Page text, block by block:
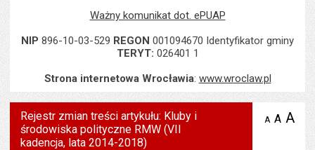
Ważny komunikat dot. ePUAP
NIP 896-10-03-529 REGON 001094670 Identyfikator gminy
TERYT: 026401 1
Strona internetowa Wrocławia: www.wroclaw.pl
Rejestr zmian treści artykułu: Kluby i
środowiska polityczne RMW (VII
kadencja, lata 2014-2018)
A zmniejsz
A A